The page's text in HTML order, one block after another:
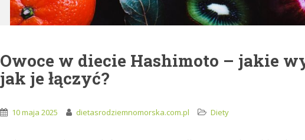
Owoce w diecie Hashimoto – jakie
jak je łączyć?
10 maja 2025 dietasrodziemnomorska.com.pl Diety